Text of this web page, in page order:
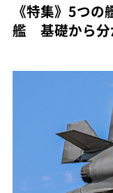
《特集》5つ
艦 基礎から分